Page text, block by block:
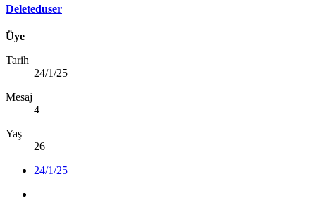
Deleteduser
Üye
Tarih
24/1/25
Mesaj
4
Yaş
26
24/1/25